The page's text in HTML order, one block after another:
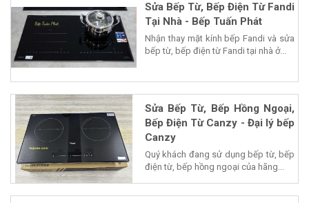
Sửa Bếp Từ, Bếp Điện Từ Fandi
Tại Nhà - Bếp Tuấn Phát
Nhận thay mặt kính bếp Fandi và sửa
bếp từ, bếp điện từ Fandi tại nhà ở...
Sửa Bếp Từ, Bếp Hồng Ngoại,
Bếp Điện Từ Canzy - Đại lý bếp
Canzy
Quý khách đang sử dụng bếp từ, bếp
điện từ, bếp hồng ngoại của hãng...